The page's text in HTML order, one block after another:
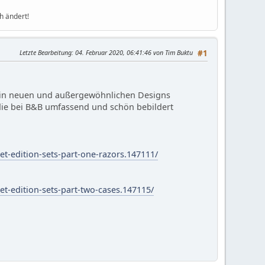
ändert!
#1
Letzte Bearbeitung: 04. Februar 2020, 06:41:46 von Tim Buktu
neuen und außergewöhnlichen Designs
bei B&B umfassend und schön bebildert
edition-sets-part-one-razors.147111/
edition-sets-part-two-cases.147115/